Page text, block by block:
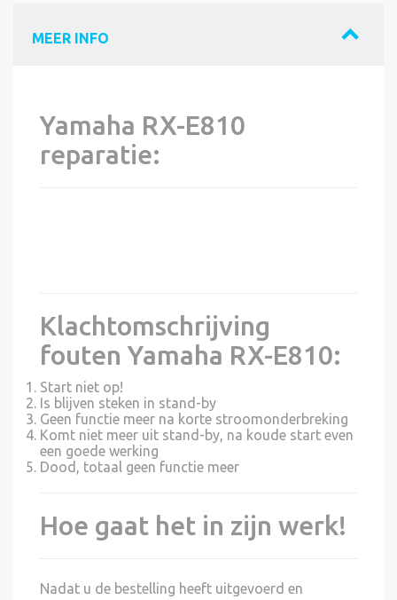
MEER INFO
Yamaha RX-E810
reparatie:
Klachtomschrijving
fouten Yamaha RX-E810:
Start niet op!
Is blijven steken in stand-by
Geen functie meer na korte stroomonderbreking
Komt niet meer uit stand-by, na koude start even
een goede werking
Dood, totaal geen functie meer
Hoe gaat het in zijn werk!
Nadat u de bestelling heeft uitgevoerd en